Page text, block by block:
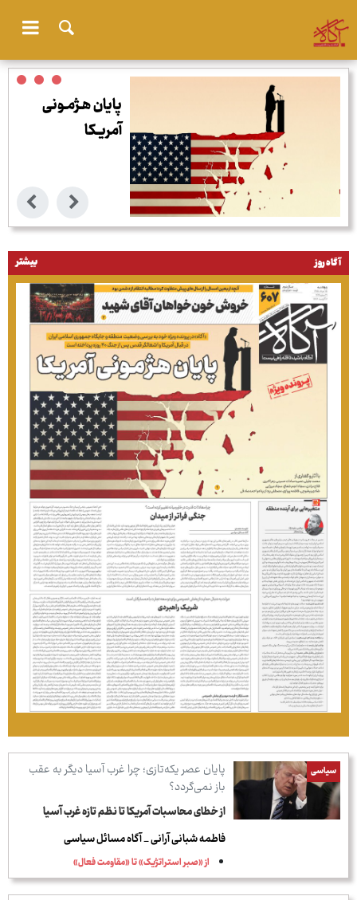
پایان هـژمـونی
آمریـکا
آگاه روز بیشتر
پایان عصر یکه‌تازی؛ چرا غرب آسیا دیگر به عقب
باز نمی‌گردد؟
سیاسی
از خطای محاسبات آمریکا تا نظم تازه غرب آسیا
فاطمه شبانی آرانی _ آگاه مسائل سیاسی
از «صبر استراتژیک» تا «مقاومت فعال»